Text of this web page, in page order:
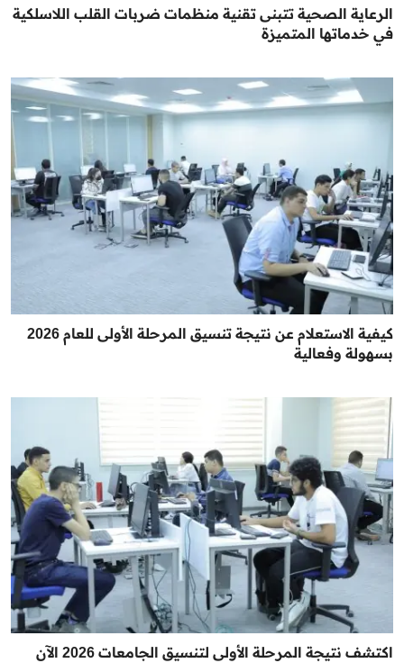
الرعاية الصحية تتبنى تقنية منظمات ضربات القلب اللاسلكية
في خدماتها المتميزة
كيفية الاستعلام عن نتيجة تنسيق المرحلة الأولى للعام 2026
بسهولة وفعالية
اكتشف نتيجة المرحلة الأولى لتنسيق الجامعات 2026 الآن